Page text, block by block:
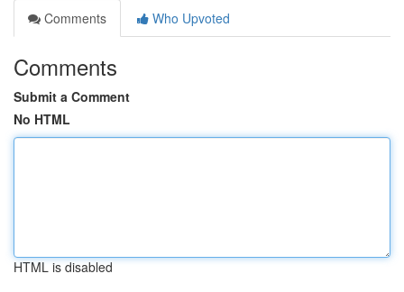
Comments
Who Upvoted
Comments
Submit a Comment
No HTML
HTML is disabled